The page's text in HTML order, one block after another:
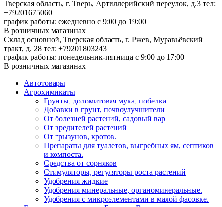
Тверская область, г. Тверь, Артиллерийский переулок, д.3 тел:
+79201675060
график работы: ежедневно с 9:00 до 19:00
В розничных магазинах
Склад основной, Тверская область, г. Ржев, Муравьёвский
тракт, д. 28 тел: +79201803243
график работы: понедельник-пятница с 9:00 до 17:00
В розничных магазинах
Автотовары
Агрохимикаты
Грунты, доломитовая мука, побелка
Добавки в грунт, почвоулучшители
От болезней растений, садовый вар
От вредителей растений
От грызунов, кротов.
Препараты для туалетов, выгребных ям, септиков
и компоста.
Средства от сорняков
Стимуляторы, регуляторы роста растений
Удобрения жидкие
Удобрения минеральные, органоминеральные.
Удобрения с микроэлементами в малой фасовке.